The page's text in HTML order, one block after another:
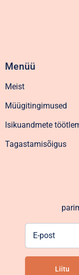
Menüü
Meist
Müügitingimused
Isikuandmete
Tagastamisõigus
Liitu